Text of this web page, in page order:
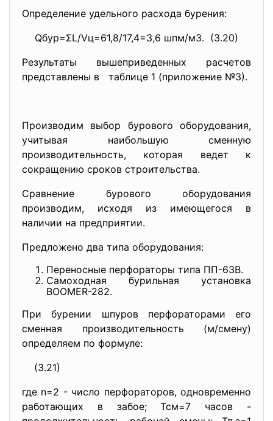
Определение удельного расхода бурения:
Qбур=ΣL/Vц=61,8/17,4=3,6 шпм/м3. (3.20)
Результаты вышеприведенных расчетов
представлены в таблице 1 (приложение №3).
Производим выбор бурового оборудования,
учитывая наибольшую сменную
производительность, которая ведет к
сокращению сроков строительства.
Сравнение бурового оборудования
производим, исходя из имеющегося в
наличии на предприятии.
Предложено два типа оборудования:
Переносные перфораторы типа ПП-63В.
Самоходная бурильная установка
BOOMER-282.
При бурении шпуров перфораторами его
сменная производительность (м/смену)
определяем по формуле:
(3.21)
где n=2 - число перфораторов, одновременно
работающих в забое; Тсм=7 часов -